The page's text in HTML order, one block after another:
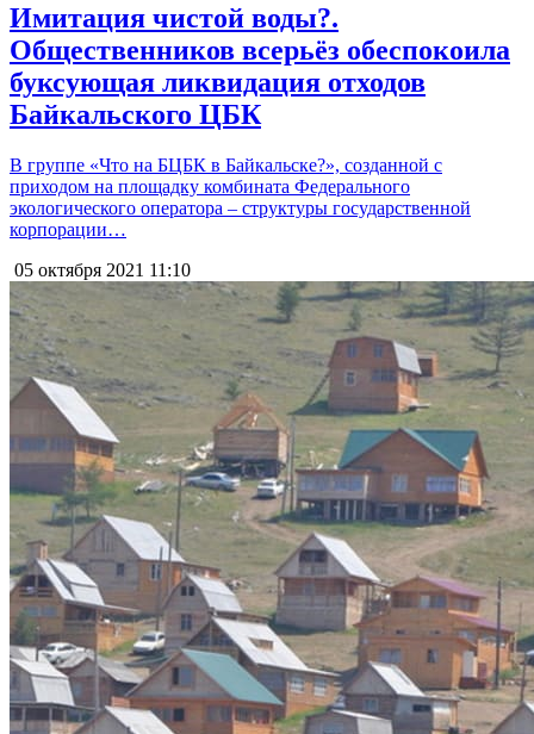
Имитация чистой воды?.
Общественников всерьёз обеспокоила
буксующая ликвидация отходов
Байкальского ЦБК
В группе «Что на БЦБК в Байкальске?», созданной с
приходом на площадку комбината Федерального
экологического оператора – структуры государственной
корпорации…
05 октября 2021 11:10